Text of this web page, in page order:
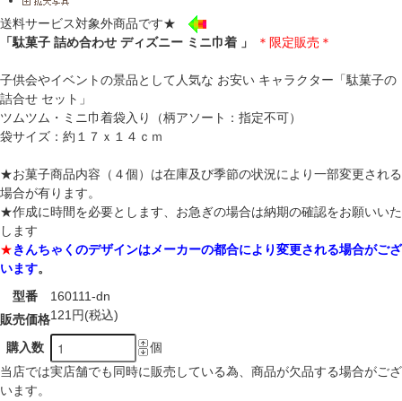
送料サービス対象外商品です★
「駄菓子 詰め合わせ ディズニー ミニ巾着 」
＊限定販売＊
子供会やイベントの景品として人気な お安い キャラクター「駄菓子の
詰合せ セット」
ツムツム・ミニ巾着袋入り（柄アソート：指定不可）
袋サイズ：約１７ｘ１４ｃｍ
★お菓子商品内容（４個）は在庫及び季節の状況により一部変更される
場合が有ります。
★作成に時間を必要とします、お急ぎの場合は納期の確認をお願いいた
します
★きんちゃくのデザインはメーカーの都合により変更される場合がござ
います。
型番
160111-dn
販売価格121円(税込)
購入数
個
当店では実店舗でも同時に販売している為、商品が欠品する場合がござ
います。